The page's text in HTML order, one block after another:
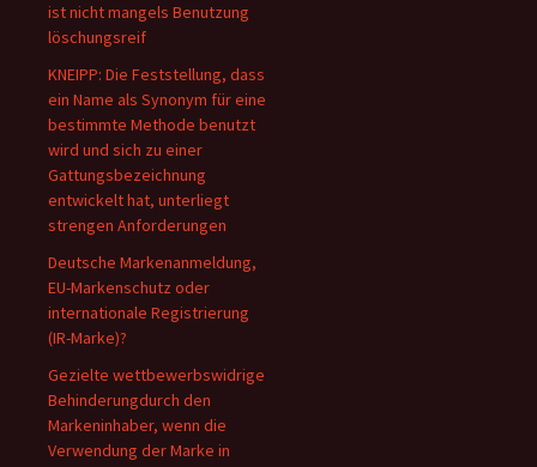
ist nicht mangels Benutzung
löschungsreif
KNEIPP: Die Feststellung, dass
ein Name als Synonym für eine
bestimmte Methode benutzt
wird und sich zu einer
Gattungsbezeichnung
entwickelt hat, unterliegt
strengen Anforderungen
Deutsche Markenanmeldung,
EU-Markenschutz oder
internationale Registrierung
(IR-Marke)?
Gezielte wettbewerbswidrige
Behinderungdurch den
Markeninhaber, wenn die
Verwendung der Marke in